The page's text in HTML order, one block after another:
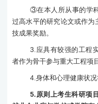
③在本人所从事的学
过高水平的研究论文或作
技成果奖励。
3.应具有较强的工程
者作为骨干参与重大工程项
4.身体和心理健康状
5.原则上考生科研项